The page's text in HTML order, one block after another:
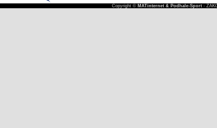
Copyright © MATinternet & Podhale-Sport-